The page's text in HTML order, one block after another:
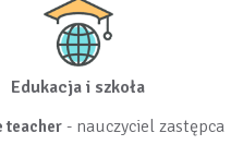
Edukacja i szkoła
teacher- nauczyciel zastępca